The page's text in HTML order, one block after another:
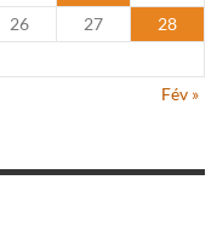
26 27
28
Fév »